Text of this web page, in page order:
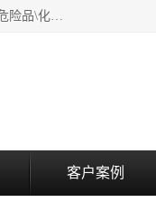
西安鸿福祥物流公司是西安轿车托运物流公司，从事：西安物流专线、西安货运专线等专业运输;模具/机械设备/包车/危险品\化工涂料/油漆机油\普通货物\食品\家具\贵重货物运输/易碎品运输/工艺品\行李\搬家运输等超限大件货物专业运输服务为一体。
客户案例